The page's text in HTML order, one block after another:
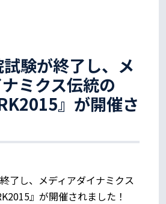
験が終了し、メ
ミクス伝統の
』が開催さ
了し、メディアダイナミクス
』が開催されました！